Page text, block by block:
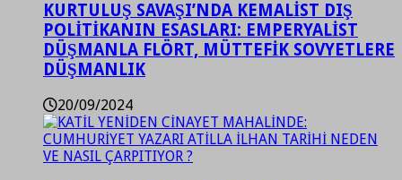
KURTULUŞ SAVAŞI’NDA KEMALİST DIŞ
POLİTİKANIN ESASLARI: EMPERYALİST
DÜŞMANLA FLÖRT, MÜTTEFİK SOVYETLERE
DÜŞMANLIK
20/09/2024